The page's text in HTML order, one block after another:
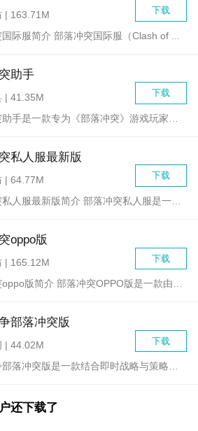
下载
| 163.71M
际服简介 部落冲突国际服（Clash of ...
助手
下载
| 41.35M
私人服最新版
下载
| 64.77M
oppo版
下载
| 165.12M
部落冲突版
下载
| 44.02M
还下载了